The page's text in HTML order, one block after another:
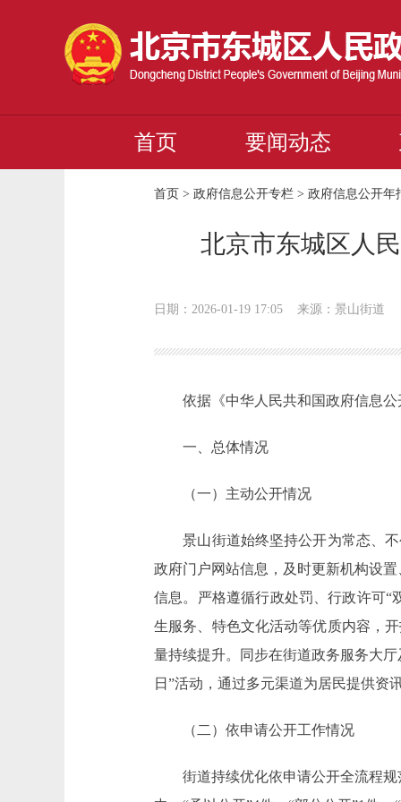
首页 要闻动态
首页 > 政府信息公开专栏 > 政府信息公开年
北京市东城区人
日期：2026-01-19 17:05 来源：景山街道
依据《中华人民共和国政府信息公
一、总体情况
（一）主动公开情况
景山街道始终坚持公开为常态、不
政府门户网站信息，及时更新机构设
信息。严格遵循行政处罚、行政许可“
生服务、特色文化活动等优质内容，
量持续提升。同步在街道政务服务大
日”活动，通过多元渠道为居民提供资
（二）依申请公开工作情况
街道持续优化依申请公开全流程规